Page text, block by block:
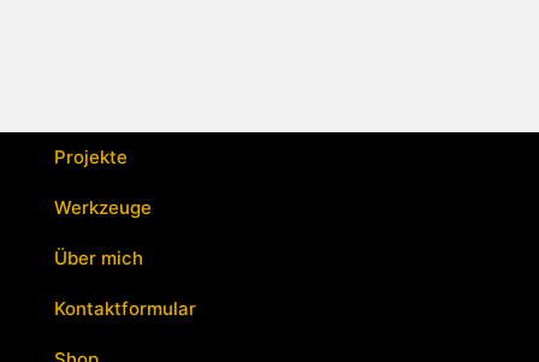
Projekte
Werkzeuge
Über mich
Kontaktformular